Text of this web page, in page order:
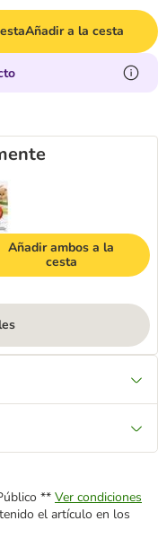
Añadir a la cesta
Añadir ambos a la
cesta
** Ver condiciones
el artículo en los